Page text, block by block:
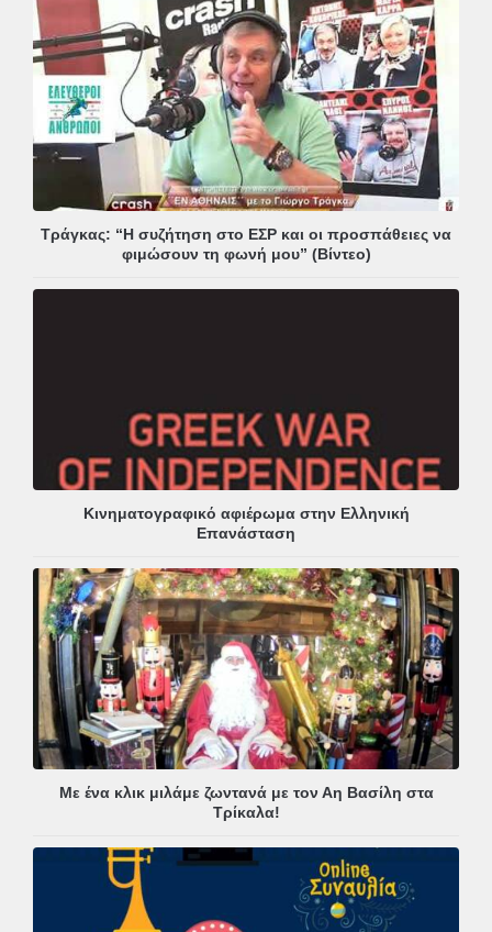
Τράγκας: “Η συζήτηση στο ΕΣΡ και οι προσπάθειες να
φιμώσουν τη φωνή μου” (Βίντεο)
Κινηματογραφικό αφιέρωμα στην Ελληνική
Επανάσταση
Με ένα κλικ μιλάμε ζωντανά με τον Αη Βασίλη στα
Τρίκαλα!